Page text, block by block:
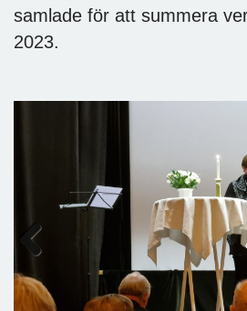
samlade för att summera
2023.